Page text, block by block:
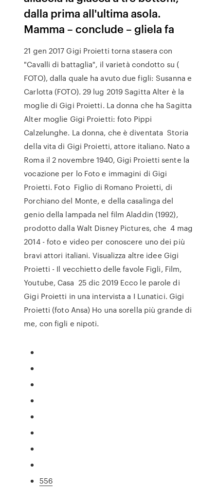
dalla prima all'ultima asola.
Mamma – conclude – gliela fa
21 gen 2017 Gigi Proietti torna stasera con
"Cavalli di battaglia", il varietà condotto su (
FOTO), dalla quale ha avuto due figli: Susanna e
Carlotta (FOTO). 29 lug 2019 Sagitta Alter è la
moglie di Gigi Proietti. La donna che ha Sagitta
Alter moglie Gigi Proietti: foto Pippi
Calzelunghe. La donna, che è diventata Storia
della vita di Gigi Proietti, attore italiano. Nato a
Roma il 2 novembre 1940, Gigi Proietti sente la
vocazione per lo Foto e immagini di Gigi
Proietti. Foto Figlio di Romano Proietti, di
Porchiano del Monte, e della casalinga del
genio della lampada nel film Aladdin (1992),
prodotto dalla Walt Disney Pictures, che 4 mag
2014 - foto e video per conoscere uno dei più
bravi attori italiani. Visualizza altre idee Gigi
Proietti - Il vecchietto delle favole Figli, Film,
Youtube, Casa 25 dic 2019 Ecco le parole di
Gigi Proietti in una intervista a I Lunatici. Gigi
Proietti (foto Ansa) Ho una sorella più grande di
me, con figli e nipoti.
556